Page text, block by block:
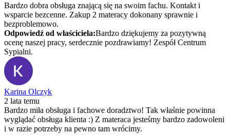
Bardzo dobra obsługa znającą się na swoim fachu. Kontakt i
wsparcie bezcenne. Zakup 2 materacy dokonany sprawnie i
bezproblemowo.
Odpowiedź od właściciela:Bardzo dziękujemy za pozytywną
ocenę naszej pracy, serdecznie pozdrawiamy! Zespół Centrum
Sypialni.
Karina Olczyk
2 lata temu
Bardzo miła obsługa i fachowe doradztwo! Tak właśnie powinna
wyglądać obsługa klienta :) Z materaca jesteśmy bardzo zadowoleni
i w razie potrzeby na pewno tam wrócimy.